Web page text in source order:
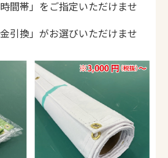
間帯」をご指定いただけませ
引換」がお選びいただけませ